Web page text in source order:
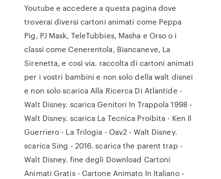
Youtube e accedere a questa pagina dove
troverai diversi cartoni animati come Peppa
Pig, PJ Mask, TeleTubbies, Masha e Orso o i
classi come Cenerentola, Biancaneve, La
Sirenetta, e così via. raccolta di cartoni animati
per i vostri bambini e non solo della walt disnei
e non solo scarica Alla Ricerca Di Atlantide -
Walt Disney. scarica Genitori In Trappola 1998 -
Walt Disney. scarica La Tecnica Proibita - Ken Il
Guerriero - La Trilogia - Oav2 - Walt Disney.
scarica Sing - 2016. scarica the parent trap -
Walt Disney. fine degli Download Cartoni
Animati Gratis - Cartone Animato In Italiano -